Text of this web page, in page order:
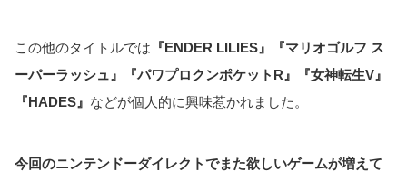
この他のタイトルでは 『ENDER LILIES』『マリオゴルフ ス
ーパーラッシュ』『パワプロクンポケットR』『女神転生V』
『HADES』 などが個人的に興味惹かれました。
今回のニンテンドーダイレクトでまた欲しいゲームが増えて